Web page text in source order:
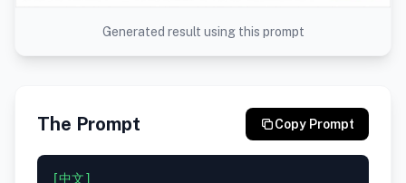
Generated result using this prompt
The Prompt Copy Prompt
[中文]